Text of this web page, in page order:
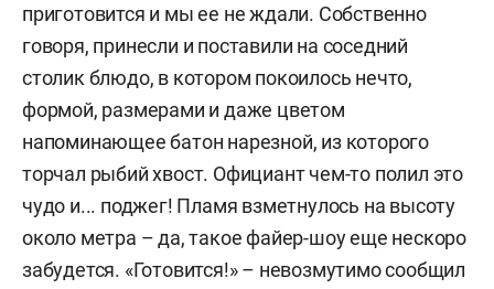
приготовится и мы ее не ждали. Собственно
говоря, принесли и поставили на соседний
столик блюдо, в котором покоилось нечто,
формой, размерами и даже цветом
напоминающее батон нарезной, из которого
торчал рыбий хвост. Официант чем-то полил это
чудо и... поджег! Пламя взметнулось на высоту
около метра – да, такое файер-шоу еще нескоро
забудется. «Готовится!» – невозмутимо сообщил